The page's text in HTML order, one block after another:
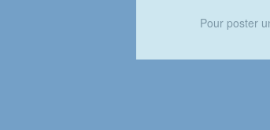
Pour poster